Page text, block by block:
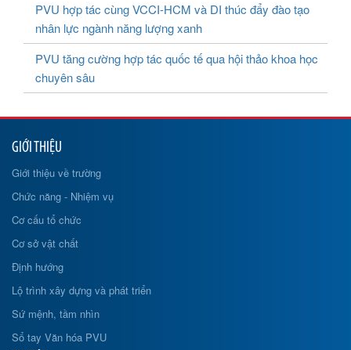
PVU hợp tác cùng VCCI-HCM và DI thúc đẩy đào tạo
nhân lực ngành năng lượng xanh
PVU tăng cường hợp tác quốc tế qua hội thảo khoa học
chuyên sâu
GIỚI THIỆU
Giới thiệu về trường
Chức năng - Nhiệm vụ
Cơ cấu tổ chức
Cơ sở vật chất
Định hướng
Lộ trình xây dựng và phát triển
Sứ mệnh, tầm nhìn
Sổ tay Văn hóa PVU